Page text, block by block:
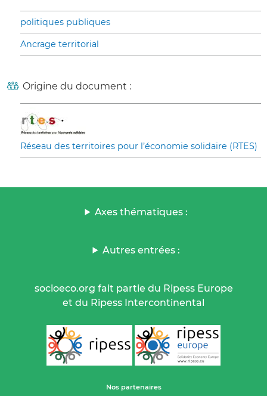
politiques publiques
Ancrage territorial
Origine du document :
Réseau des territoires pour l’économie solidaire (RTES)
Axes thématiques :
Autres entrées :
socioeco.org fait partie du Ripess Europe
et du Ripess Intercontinental
Nos partenaires